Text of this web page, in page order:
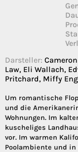
Darsteller:
Law, Eli Wallach,
Pritchard, Miffy
Um romantische
und die
Wohnungen. Im
kuscheliges
vor. Im warmen
Poolambiente und